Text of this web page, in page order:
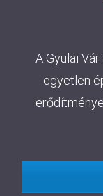
A Gyulai
egyetlen